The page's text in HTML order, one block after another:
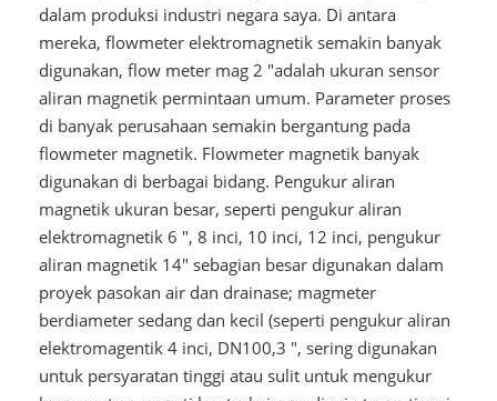
dalam produksi industri negara saya. Di antara
mereka, flowmeter elektromagnetik semakin banyak
digunakan, flow meter mag 2 "adalah ukuran sensor
aliran magnetik permintaan umum. Parameter proses
di banyak perusahaan semakin bergantung pada
flowmeter magnetik. Flowmeter magnetik banyak
digunakan di berbagai bidang. Pengukur aliran
magnetik ukuran besar, seperti pengukur aliran
elektromagnetik 6 ", 8 inci, 10 inci, 12 inci, pengukur
aliran magnetik 14" sebagian besar digunakan dalam
proyek pasokan air dan drainase; magmeter
berdiameter sedang dan kecil (seperti pengukur aliran
elektromagentik 4 inci, DN100,3 ", sering digunakan
untuk persyaratan tinggi atau sulit untuk mengukur